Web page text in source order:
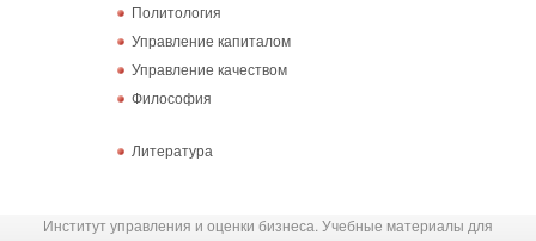
Политология
Управление капиталом
Управление качеством
Философия
Литература
Институт управления и оценки бизнеса. Учебные материалы для